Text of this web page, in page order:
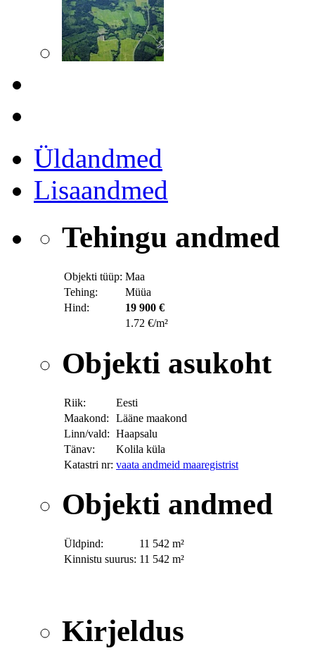
Üldandmed
Lisaandmed
Tehingu andmed
Objekti tüüp: Maa
Tehing:
Müüa
Hind:
19 900 €
1.72 €/m²
Objekti asukoht
Riik:
Eesti
Maakond:
Lääne maakond
Linn/vald: Haapsalu
Tänav:
Kolila küla
Katastri nr: vaata andmeid maaregistrist
Objekti andmed
Üldpind:
11 542 m²
Kinnistu suurus: 11 542 m²
Kirjeldus